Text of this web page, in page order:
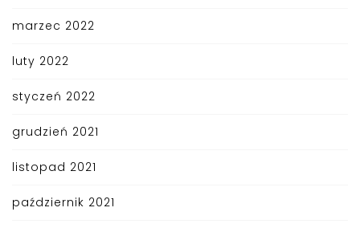
marzec 2022
luty 2022
styczeń 2022
grudzień 2021
listopad 2021
październik 2021